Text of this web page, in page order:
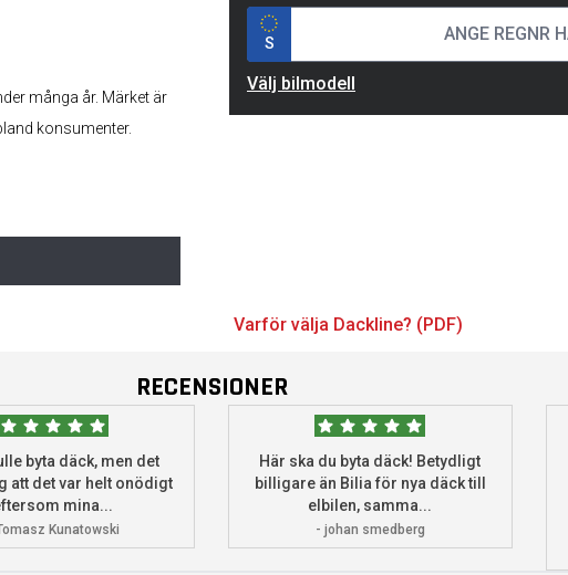
S
Välj bilmodell
många år. Märket är
konsumenter.
Varför välja Dackline? (PDF)
RECENSIONER
byta däck, men det
att det var helt onödigt
mina...
Kunatowski
Här ska du byta däck! Betydligt
billigare än Bilia för nya däck till
elbilen, samma...
- johan smedberg